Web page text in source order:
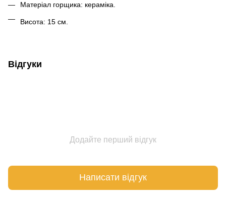
Матеріал горщика: кераміка.
Висота: 15 см.
Відгуки
Додайте перший відгук
Написати відгук